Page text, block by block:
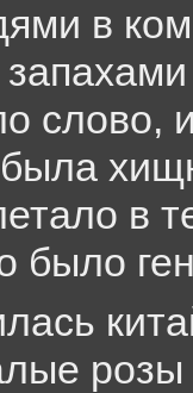
в
слово,
была
в
было